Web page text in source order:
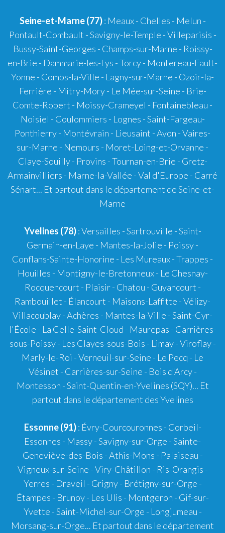
Seine-et-Marne (77): Meaux - Chelles - Melun -
Pontault-Combault - Savigny-le-Temple - Villeparisis -
Bussy-Saint-Georges - Champs-sur-Marne - Roissy-
en-Brie - Dammarie-les-Lys - Torcy - Montereau-Fault-
Yonne - Combs-la-Ville - Lagny-sur-Marne - Ozoir-la-
Ferrière - Mitry-Mory - Le Mée-sur-Seine - Brie-
Comte-Robert - Moissy-Crameyel - Fontainebleau -
Noisiel - Coulommiers - Lognes - Saint-Fargeau-
Ponthierry - Montévrain - Lieusaint - Avon - Vaires-
sur-Marne - Nemours - Moret-Loing-et-Orvanne -
Claye-Souilly - Provins - Tournan-en-Brie - Gretz-
Armainvilliers - Marne-la-Vallée - Val d'Europe - Carré
Sénart... Et partout dans le département de Seine-et-
Marne
Yvelines (78): Versailles - Sartrouville - Saint-
Germain-en-Laye - Mantes-la-Jolie - Poissy -
Conflans-Sainte-Honorine - Les Mureaux - Trappes -
Houilles - Montigny-le-Bretonneux - Le Chesnay-
Rocquencourt - Plaisir - Chatou - Guyancourt -
Rambouillet - Élancourt - Maisons-Laffitte - Vélizy-
Villacoublay - Achères - Mantes-la-Ville - Saint-Cyr-
l'École - La Celle-Saint-Cloud - Maurepas - Carrières-
sous-Poissy - Les Clayes-sous-Bois - Limay - Viroflay -
Marly-le-Roi - Verneuil-sur-Seine - Le Pecq - Le
Vésinet - Carrières-sur-Seine - Bois d'Arcy -
Montesson - Saint-Quentin-en-Yvelines (SQY)... Et
partout dans le département des Yvelines
Essonne (91): Évry-Courcouronnes - Corbeil-
Essonnes - Massy - Savigny-sur-Orge - Sainte-
Geneviève-des-Bois - Athis-Mons - Palaiseau -
Vigneux-sur-Seine - Viry-Châtillon - Ris-Orangis -
Yerres - Draveil - Grigny - Brétigny-sur-Orge -
Étampes - Brunoy - Les Ulis - Montgeron - Gif-sur-
Yvette - Saint-Michel-sur-Orge - Longjumeau -
Morsang-sur-Orge... Et partout dans le département